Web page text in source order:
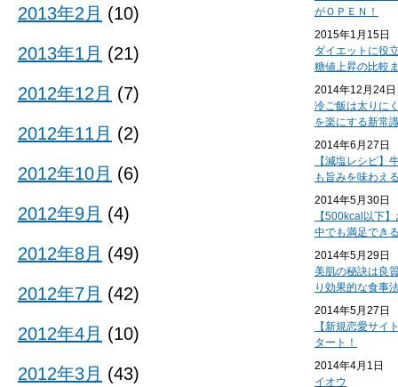
がＯＰＥＮ！
2015年1月15日
ダイエットに役
糖値上昇の比較
2014年12月24日
冷ご飯は太りに
を楽にする新常
2014年6月27日
【減塩レシピ】
も旨みを味わえ
2014年5月30日
【500kcal以下
中でも満足でき
2014年5月29日
美肌の秘訣は良
り効果的な食事
2014年5月27日
【新規恋愛サイ
タート！
2014年4月1日
イオウ
2013年2月 (10)
2013年1月 (21)
2012年12月 (7)
2012年11月 (2)
2012年10月 (6)
2012年9月 (4)
2012年8月 (49)
2012年7月 (42)
2012年4月 (10)
2012年3月 (43)